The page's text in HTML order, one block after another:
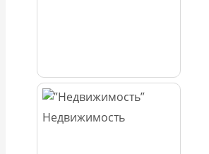
Недвижимость